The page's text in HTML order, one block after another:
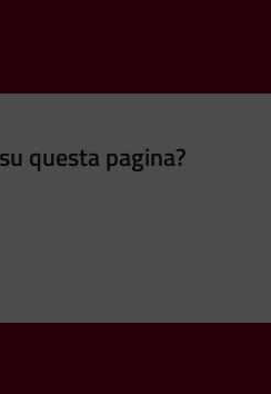
questa pagina?